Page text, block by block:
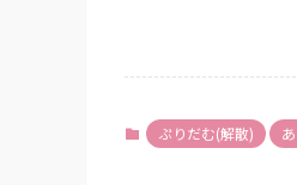
ぷりだむ(解散)